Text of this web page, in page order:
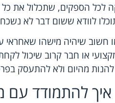
לכל הספקים, שתכלול את
לוודא ששום דבר לא
חשוב שיהיה מישהו שאחראי
או חבר קרוב שיכול
להנות מהיום ולא להתעסק
איך להתמודד עם